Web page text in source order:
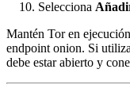
Selecciona
Mantén Tor en
endpoint onion. Si
debe estar abierto y